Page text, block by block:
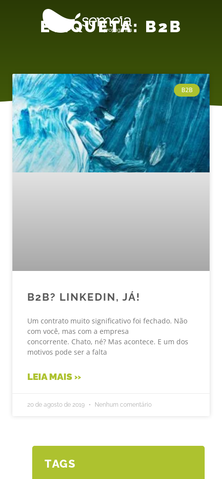
ETIQUETA: B2B
B2B
B2B? LINKEDIN, JÁ!
Um contrato muito significativo foi fechado. Não
com você, mas com a empresa
concorrente. Chato, né? Mas acontece. E um dos
motivos pode ser a falta
LEIA MAIS »
20 de agosto de 2019 Nenhum comentário
TAGS